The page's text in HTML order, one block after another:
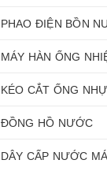
PHAO ĐIỆN BỒN
MÁY HÀN ỐNG
KÉO CẮT ỐNG
ĐỒNG HỒ NƯỚC
DÂY CẤP NƯỚC